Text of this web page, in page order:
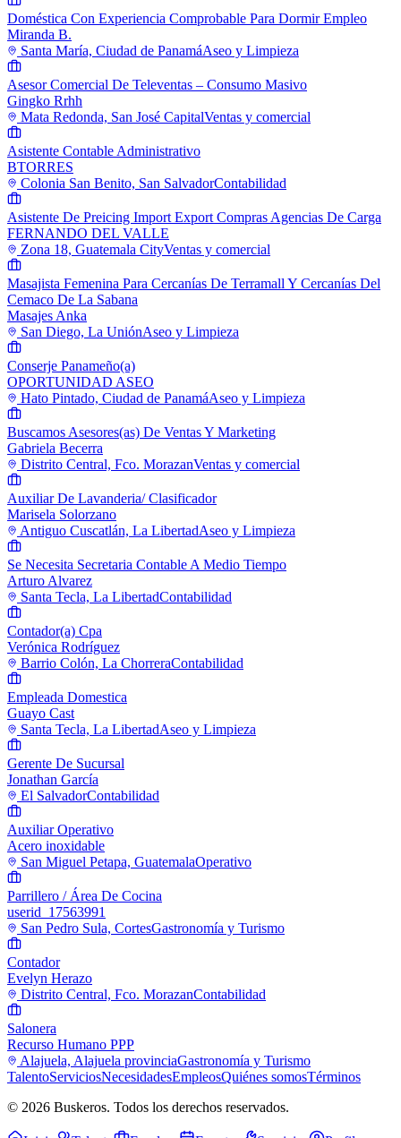
Doméstica Con Experiencia Comprobable Para Dormir Empleo
Miranda B.
Santa María, Ciudad de PanamáAseo y Limpieza
Asesor Comercial De Televentas – Consumo Masivo
Gingko Rrhh
Mata Redonda, San José CapitalVentas y comercial
Asistente Contable Administrativo
BTORRES
Colonia San Benito, San SalvadorContabilidad
Asistente De Preicing Import Export Compras Agencias De Carga
FERNANDO DEL VALLE
Zona 18, Guatemala CityVentas y comercial
Masajista Femenina Para Cercanías De Terramall Y Cercanías Del
Cemaco De La Sabana
Masajes Anka
San Diego, La UniónAseo y Limpieza
Conserje Panameño(a)
OPORTUNIDAD ASEO
Hato Pintado, Ciudad de PanamáAseo y Limpieza
Buscamos Asesores(as) De Ventas Y Marketing
Gabriela Becerra
Distrito Central, Fco. MorazanVentas y comercial
Auxiliar De Lavanderia/ Clasificador
Marisela Solorzano
Antiguo Cuscatlán, La LibertadAseo y Limpieza
Se Necesita Secretaria Contable A Medio Tiempo
Arturo Alvarez
Santa Tecla, La LibertadContabilidad
Contador(a) Cpa
Verónica Rodríguez
Barrio Colón, La ChorreraContabilidad
Empleada Domestica
Guayo Cast
Santa Tecla, La LibertadAseo y Limpieza
Gerente De Sucursal
Jonathan García
El SalvadorContabilidad
Auxiliar Operativo
Acero inoxidable
San Miguel Petapa, GuatemalaOperativo
Parrillero / Área De Cocina
userid_17563991
San Pedro Sula, CortesGastronomía y Turismo
Contador
Evelyn Herazo
Distrito Central, Fco. MorazanContabilidad
Salonera
Recurso Humano PPP
Alajuela, Alajuela provinciaGastronomía y Turismo
TalentoServiciosNecesidadesEmpleosQuiénes somosTérminos
© 2026 Buskeros. Todos los derechos reservados.